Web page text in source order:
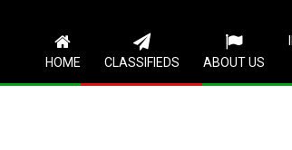
HOME CLASSIFIEDS ABOUT US